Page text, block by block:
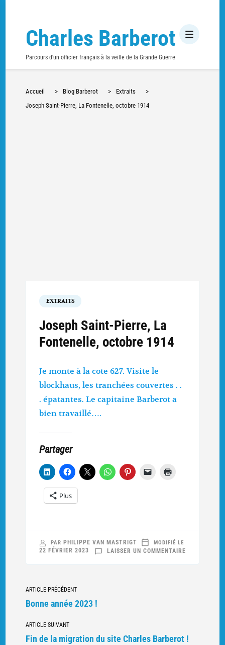
Charles Barberot
Parcours d'un officier français à la veille de la Grande Guerre
Accueil > Blog Barberot > Extraits
>
Joseph Saint-Pierre, La Fontenelle, octobre 1914
EXTRAITS
Joseph Saint-Pierre, La
Fontenelle, octobre 1914
Je monte à la cote 627. Visite le
blockhaus, les tranchées couvertes . .
. épatantes. Le capitaine Barberot a
bien travaillé….
Partager
Plus
PAR PHILIPPE VAN MASTRIGT
LAISSER UN COMMENTAIRESUR
MODIFIÉ LE
22 FÉVRIER 2023
Navigation
vers
articles
ARTICLE PRÉCÉDENT
Bonne année 2023 !
ARTICLE SUIVANT
Fin de la migration du site Charles Barberot !